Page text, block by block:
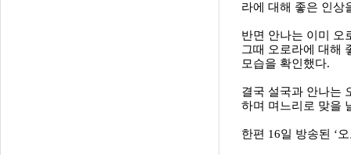
라에 대해 좋은 인상
반면 안나는 이미 오
그때 오로라에 대해
모습을 확인했다.
결국 설국과 안나는
하며 며느리로 맞을
한편 16일 방송된 ‘